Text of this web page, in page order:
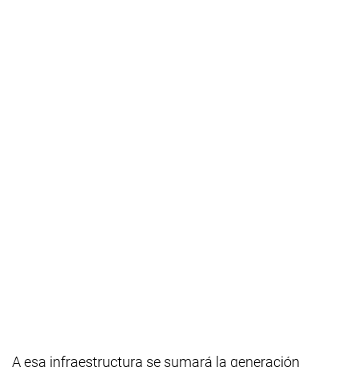
A esa infraestructura se sumará la generación